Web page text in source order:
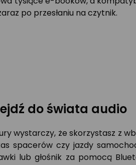
po przesłaniu na czytnik.
do świata audio
wystarczy, że skorzystasz z
spacerów czy jazdy
lub głośnik za pomocą